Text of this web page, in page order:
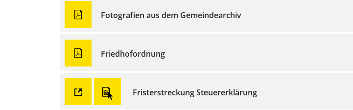
Fotografien aus dem Gemeindearchiv
Friedhofordnung
Fristerstreckung Steuererklärung